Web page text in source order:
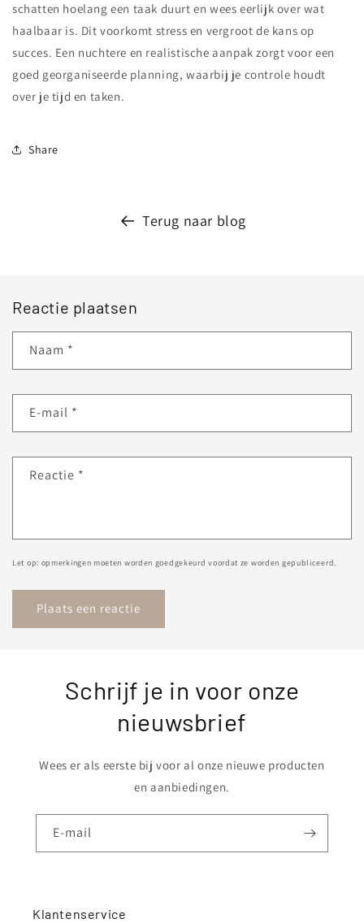
schatten hoelang een taak duurt en wees eerlijk over wat
haalbaar is. Dit voorkomt stress en vergroot de kans op
succes. Een nuchtere en realistische aanpak zorgt voor een
goed georganiseerde planning, waarbij je controle houdt
over je tijd en taken.
Share
Terug naar blog
Reactie plaatsen
Naam *
E‑mail *
Reactie *
Let op: opmerkingen moeten worden goedgekeurd voordat ze worden gepubliceerd.
Schrijf je in voor onze
nieuwsbrief
Wees er als eerste bij voor al onze nieuwe producten
en aanbiedingen.
E‑mail
Klantenservice